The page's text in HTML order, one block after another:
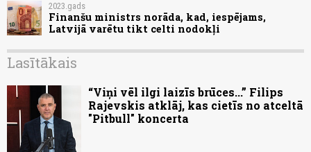
2023.gads
Finanšu ministrs norāda, kad, iespējams,
Latvijā varētu tikt celti nodokļi
Lasītākais
“Viņi vēl ilgi laizīs brūces...” Filips
Rajevskis atklāj, kas cietīs no atceltā
"Pitbull" koncerta